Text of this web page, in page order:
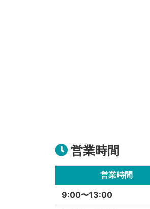
営業時間
営業時間
9:00〜13:00